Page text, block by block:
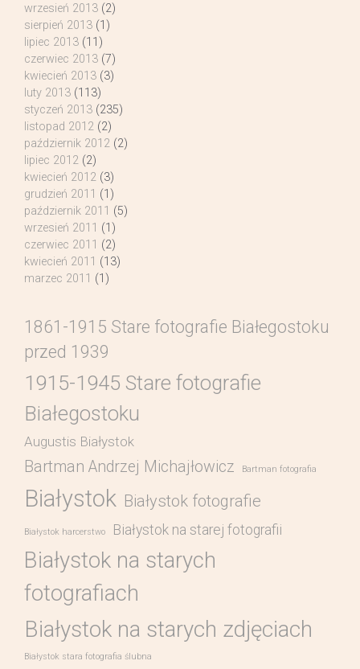
wrzesień 2013 (2)
sierpień 2013 (1)
lipiec 2013 (11)
czerwiec 2013 (7)
kwiecień 2013 (3)
luty 2013 (113)
styczeń 2013 (235)
listopad 2012 (2)
październik 2012 (2)
lipiec 2012 (2)
kwiecień 2012 (3)
grudzień 2011 (1)
październik 2011 (5)
wrzesień 2011 (1)
czerwiec 2011 (2)
kwiecień 2011 (13)
marzec 2011 (1)
1861-1915 Stare fotografie Białegostoku
przed 1939
1915-1945 Stare fotografie
Białegostoku
Augustis Białystok
Bartman Andrzej Michajłowicz Bartman fotografia
Białystok Białystok fotografie
Białystok harcerstwo Białystok na starej fotografii
Białystok na starych
fotografiach
Białystok na starych zdjęciach
Białystok stara fotografia ślubna